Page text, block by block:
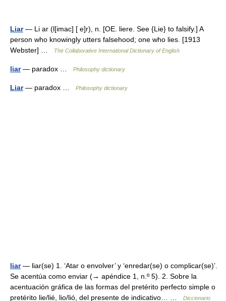
Liar— Li ar (l[imac] [ e]r), n. [OE. liere. See {Lie} to falsify.] A
person who knowingly utters falsehood; one who lies. [1913
Webster] …
The Collaborative International Dictionary of English
liar— paradox … Philosophy dictionary
Liar— paradox … Philosophy dictionary
liar— liar(se) 1. ‘Atar o envolver’ y ‘enredar(se) o complicar(se)’.
Se acentúa como enviar (→ apéndice 1, n.º 5). 2. Sobre la
acentuación gráfica de las formas del pretérito perfecto simple o
pretérito lie/lié, lio/lió, del presente de indicativo… …
Diccionario